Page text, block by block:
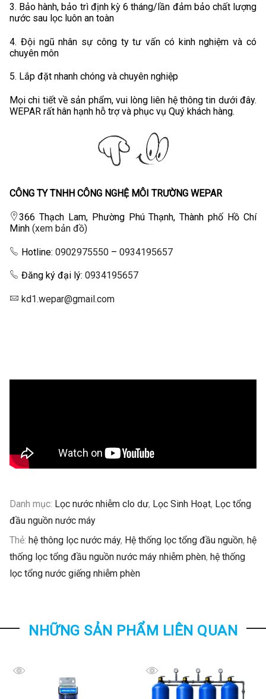
3. Bảo hành, bảo trì định kỳ 6 tháng/lần đảm bảo chất lượng
nước sau lọc luôn an toàn
4. Đội ngũ nhân sự công ty tư vấn có kinh nghiệm và có
chuyên môn
5. Lắp đặt nhanh chóng và chuyên nghiệp
Mọi chi tiết về sản phẩm, vui lòng liên hệ thông tin dưới đây.
WEPAR rất hân hạnh hỗ trợ và phục vụ Quý khách hàng.
CÔNG TY TNHH CÔNG NGHỆ MÔI TRƯỜNG WEPAR
366 Thạch Lam, Phường Phú Thạnh, Thành phố Hồ Chí
Minh (xem bản đồ)
Hotline: 0902975550 – 0934195657
Đăng ký đại lý: 0934195657
kd1.wepar@gmail.com
Danh mục: Lọc nước nhiễm clo dư, Lọc Sinh Hoạt, Lọc tổng
đầu nguồn nước máy
Thẻ: hệ thông lọc nước máy, Hệ thống lọc tổng đầu nguồn, hệ
thống lọc tổng đầu nguồn nước máy nhiễm phèn, hệ thống
lọc tổng nước giếng nhiễm phèn
NHỮNG SẢN PHẨM LIÊN QUAN